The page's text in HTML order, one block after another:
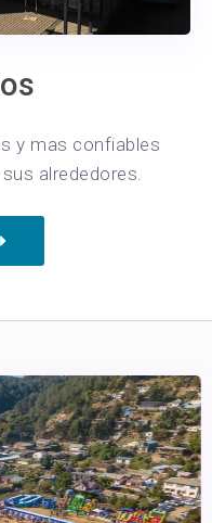
y mas confiables
alrededores.